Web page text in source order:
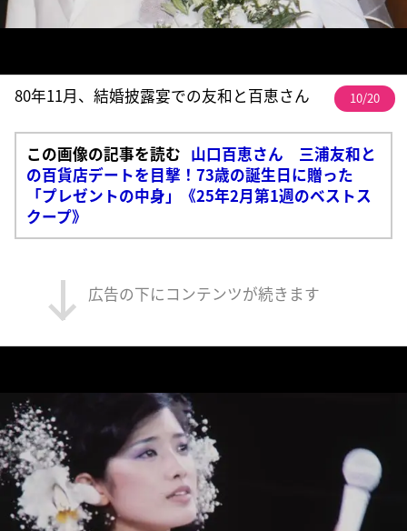
80年11月、結婚披露宴での友和と百恵さん 10/20
この画像の記事を読む 山口百恵さん 三浦友和と
の百貨店デートを目撃！73歳の誕生日に贈った
「プレゼントの中身」《25年2月第1週のベストス
クープ》
広告の下にコンテンツが続きます